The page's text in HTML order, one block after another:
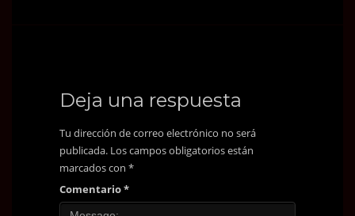
Deja una respuesta
Tu dirección de correo electrónico no será
publicada. Los campos obligatorios están
marcados con *
Comentario*